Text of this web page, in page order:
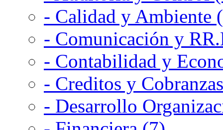
- Calidad y Ambiente
- Comunicación y
- Contabilidad y
- Creditos y
- Desarrollo